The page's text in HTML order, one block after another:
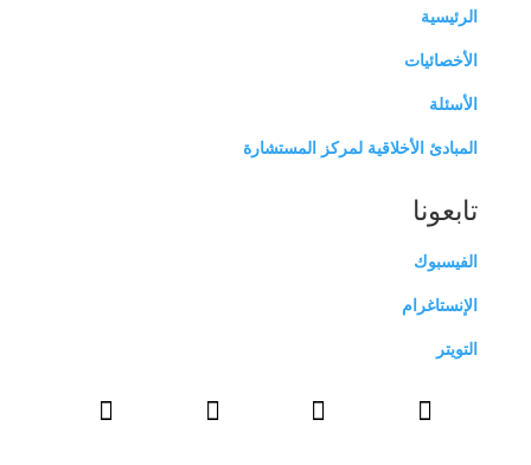
الرئيسية
الأخصائيات
الأسئلة
المبادئ الأخلاقية لمركز المستشارة
تابعونا
الفيسبوك
الإنستاغرام
التويتر
   